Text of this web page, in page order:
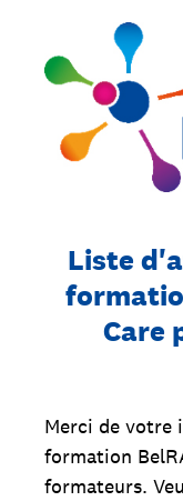
Liste
Care
Merci de votre
formation
formateurs.